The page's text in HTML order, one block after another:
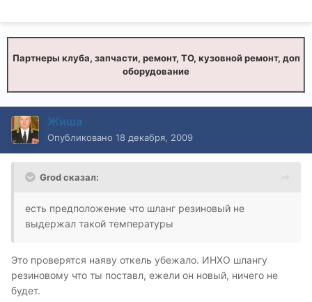
Партнеры клуба, запчасти, ремонт, ТО, кузовной ремонт, доп
оборудование
Жиша
Опубликовано 18 декабря, 2009
Grod сказал:
есть предположение что шланг резиновый не
выдержал такой температуры
Это проверятся наяву откель убежало. ИНХО шлангу
резиновому что ты поставл, ежели он новый, ничего не
будет.